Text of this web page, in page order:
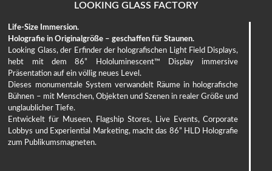
LOOKING GLASS FACTORY
Life-Size Immersion.
Holografie in Originalgröße – geschaffen für Staunen.
Looking Glass, der Erfinder der holografischen Light Field Displays,
hebt mit dem 86” Hololuminescent™ Display immersive
Präsentation auf ein völlig neues Level.
Dieses monumentale System verwandelt Räume in holografische
Bühnen – mit Menschen, Objekten und Szenen in realer Größe und
unglaublicher Tiefe.
Entwickelt für Museen, Flagship Stores, Live Events, Corporate
Lobbys und Experiential Marketing, macht das 86” HLD Holografie
zum Publikumsmagneten.